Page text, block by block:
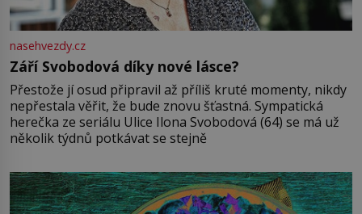
nasehvezdy.cz
Září Svobodová díky nové lásce?
Přestože jí osud připravil až příliš kruté momenty, nikdy
nepřestala věřit, že bude znovu šťastná. Sympatická
herečka ze seriálu Ulice Ilona Svobodová (64) se má už
několik týdnů potkávat se stejně